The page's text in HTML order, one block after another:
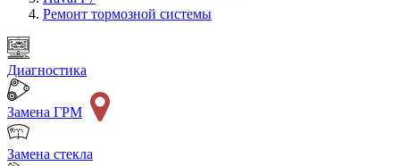
Ремонт тормозной системы
Диагностика
Замена ГРМ
Замена стекла